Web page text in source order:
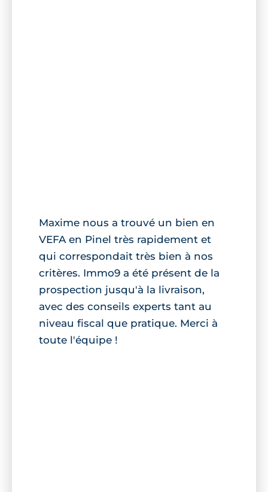
Maxime nous a trouvé un bien en
VEFA en Pinel très rapidement et
qui correspondait très bien à nos
critères. Immo9 a été présent de la
prospection jusqu'à la livraison,
avec des conseils experts tant au
niveau fiscal que pratique. Merci à
toute l'équipe !